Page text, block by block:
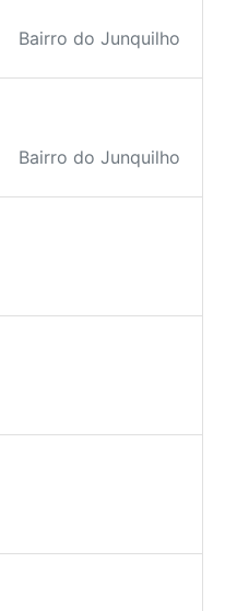
Bairro do Junquilho
Bairro do Junquilho